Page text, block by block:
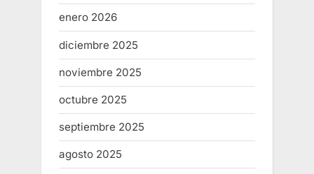
enero 2026
diciembre 2025
noviembre 2025
octubre 2025
septiembre 2025
agosto 2025